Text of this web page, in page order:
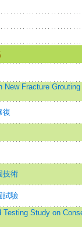
New Fracture
復
技術
試驗
Study on